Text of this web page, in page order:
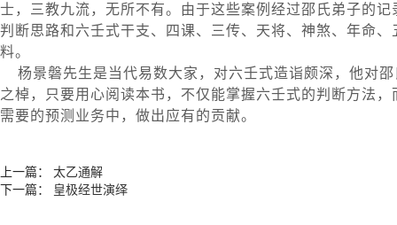
士，三教九流，无所不有。由于这些案例经过邵氏弟子的
判断思路和六壬式干支、四课、三传、天将、神煞、年命
料。
杨景磐先生是当代易数大家，对六壬式造诣颇深，他对
之棹，只要用心阅读本书，不仅能掌握六壬式的判断方法
需要的预测业务中，做出应有的贡献。
上一篇： 太乙通解
下一篇： 皇极经世演绎